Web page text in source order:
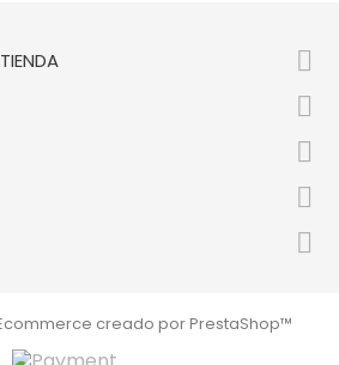





creado por PrestaShop™